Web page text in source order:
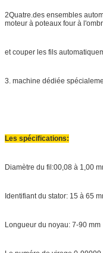
2Quatre.des ensembles
moteur à poteaux four à
et couper les fils
3. machine dédiée
Les spécifications:
Diamètre du fil:00,08 à 1,00
Identifiant du stator: 15 à 65
Longueur du noyau: 7-90 mm